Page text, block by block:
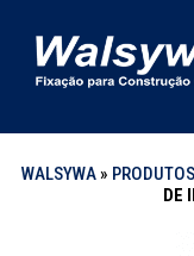
WALSYWA» PRODUTOS
DE